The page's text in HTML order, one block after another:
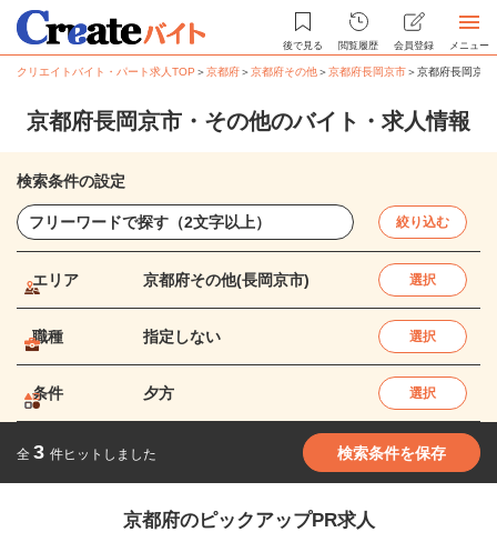
後で見る 閲覧履歴 会員登録 メニュー
クリエイトバイト・パート求人TOP ＞京都府＞京都府その他＞京都府長岡京市＞京都府長岡京
京都府長岡京市・その他のバイト・求人情報
検索条件の設定
絞り込む
エリア 京都府その他(長岡京市) 選択
職種 指定しない 選択
条件 夕方 選択
全 3 件ヒットしました 検索条件を保存
京都府のピックアップPR求人